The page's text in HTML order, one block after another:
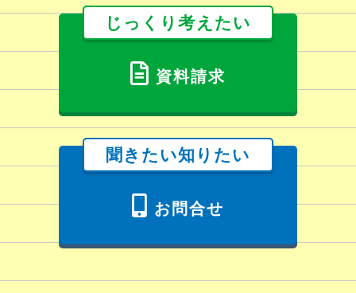
じっくり考えたい
資料請求
聞きたい知りたい
お問合せ